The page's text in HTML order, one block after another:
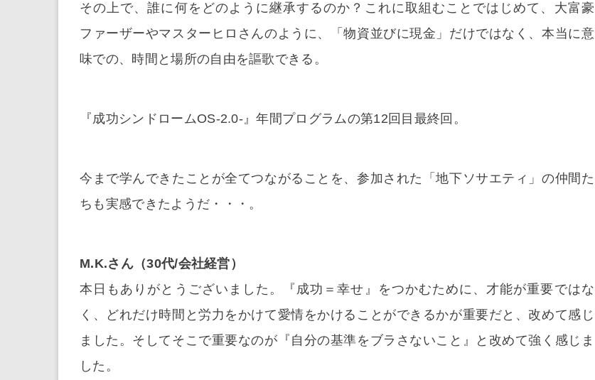
その上で、誰に何をどのように継承するのか？これに取組むことではじめて、大富豪
ファーザーやマスターヒロさんのように、「物資並びに現金」だけではなく、本当に意
味での、時間と場所の自由を謳歌できる。
『成功シンドロームOS-2.0-』年間プログラムの第12回目最終回。
今まで学んできたことが全てつながることを、参加された「地下ソサエティ」の仲間た
ちも実感できたようだ・・・。
M.K.さん（30代/会社経営）
本日もありがとうございました。『成功＝幸せ』をつかむために、才能が重要ではな
く、どれだけ時間と労力をかけて愛情をかけることができるかが重要だと、改めて感じ
ました。そしてそこで重要なのが『自分の基準をブラさないこと』と改めて強く感じま
した。